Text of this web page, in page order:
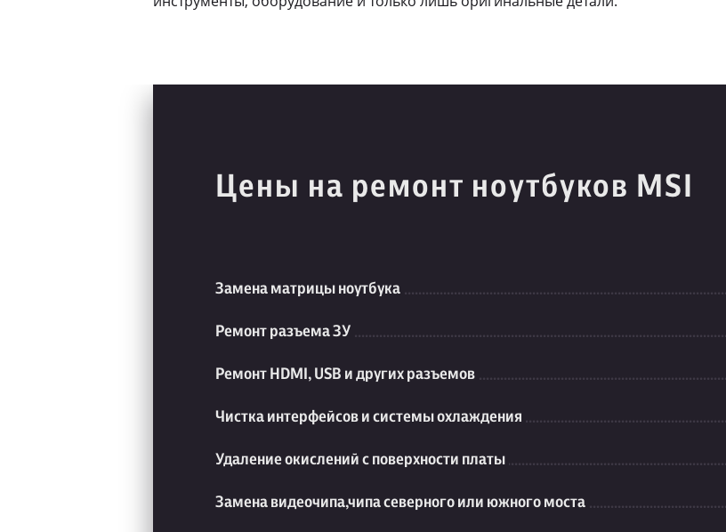
Цены на ремонт ноутбуков MSI
Замена матрицы ноутбука
Ремонт разъема ЗУ
Ремонт HDMI, USB и других разъемов
Чистка интерфейсов и системы охлаждения
Удаление окислений с поверхности платы
Замена видеочипа,чипа северного или южного моста